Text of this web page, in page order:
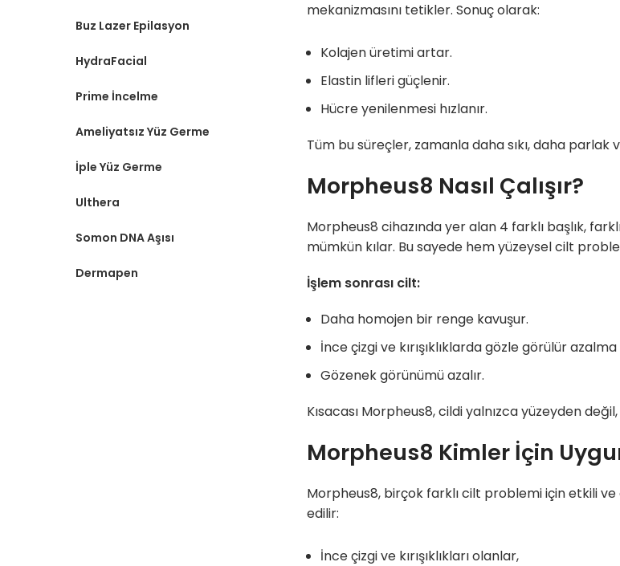
mekanizmasını tetikler. Sonuç olarak:
Kolajen üretimi artar.
Elastin lifleri güçlenir.
Hücre yenilenmesi hızlanır.
Tüm bu süreçler, zamanla daha sıkı, daha
Morpheus8 Nasıl Çalışır?
Morpheus8 cihazında yer alan 4 farklı başlık,
mümkün kılar. Bu sayede hem yüzeysel cilt
İşlem sonrası cilt:
Daha homojen bir renge kavuşur.
İnce çizgi ve kırışıklıklarda gözle görülür
Gözenek görünümü azalır.
Kısacası Morpheus8, cildi yalnızca yüzeyden
Morpheus8 Kimler İçin
Morpheus8, birçok farklı cilt problemi için etkili
edilir:
İnce çizgi ve kırışıklıkları olanlar,
Buz Lazer Epilasyon
HydraFacial
Prime İncelme
Ameliyatsız Yüz Germe
İple Yüz Germe
Ulthera
Somon DNA Aşısı
Dermapen